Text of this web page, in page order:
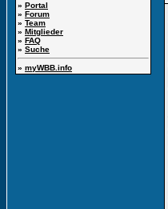
» Portal
» Forum
» Team
» Mitglieder
» FAQ
» Suche
» myWBB.info